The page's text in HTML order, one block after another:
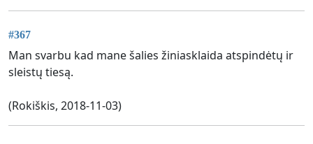
#367
Man svarbu kad mane šalies žiniasklaida atspindėtų ir
sleistų tiesą.
(Rokiškis, 2018-11-03)